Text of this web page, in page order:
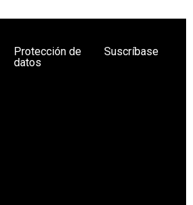
Protección de
datos
Suscríbase